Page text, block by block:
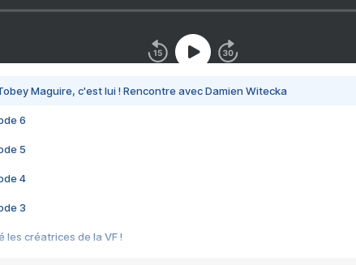
Maguire, c'est lui ! Rencontre avec Damien Witecka
6
5
4
3
les créatrices de la VF !